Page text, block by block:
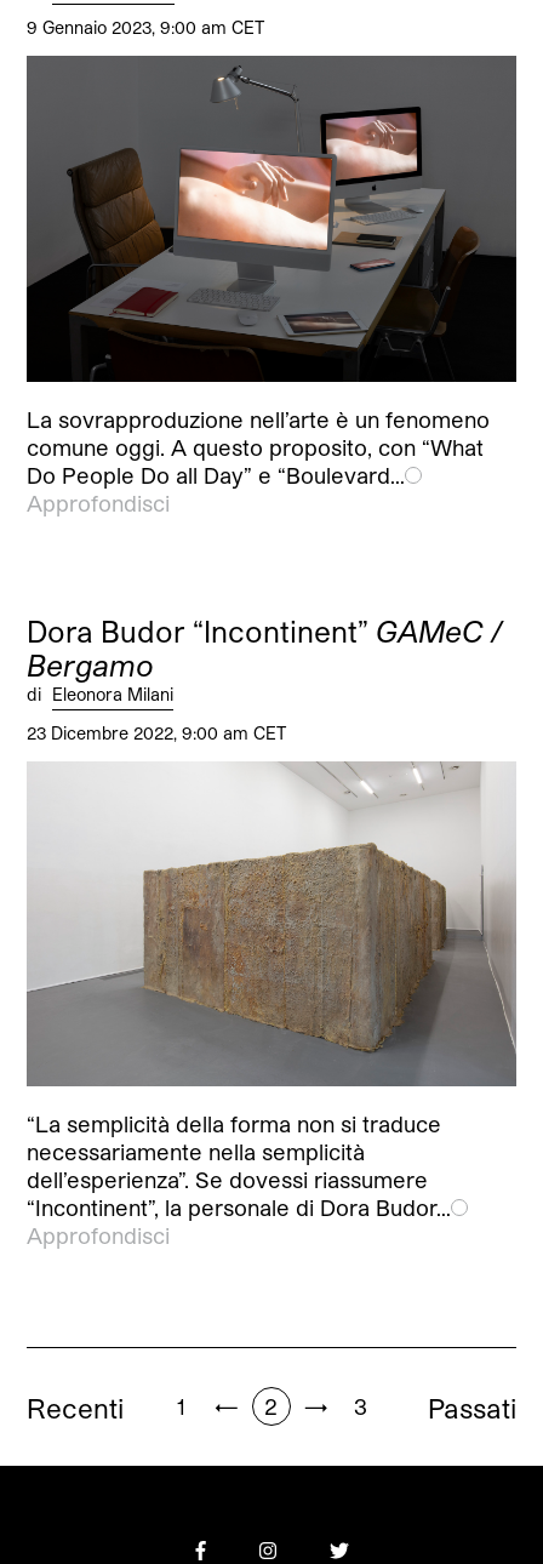
9 Gennaio 2023, 9:00 am CET
La sovrapproduzione nell’arte è un fenomeno
comune oggi. A questo proposito, con “What
Do People Do all Day” e “Boulevard…
Approfondisci
Dora Budor “Incontinent” GAMeC /
Bergamo
di Eleonora Milani
23 Dicembre 2022, 9:00 am CET
“La semplicità della forma non si traduce
necessariamente nella semplicità
dell’esperienza”. Se dovessi riassumere
“Incontinent”, la personale di Dora Budor…
Approfondisci
Recenti 1 ← 2 → 3 Passati